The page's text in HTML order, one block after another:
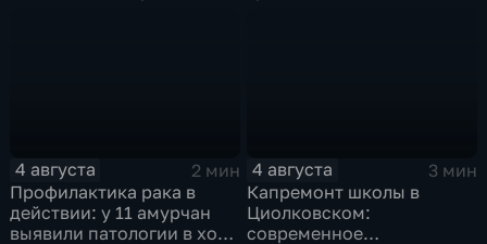
4 августа
2 мин
Профилактика рака в
действии: у 11 амурчан
выявили патологии в ходе
4 августа
3 мин
Капремонт школы в
Циолковском:
современное